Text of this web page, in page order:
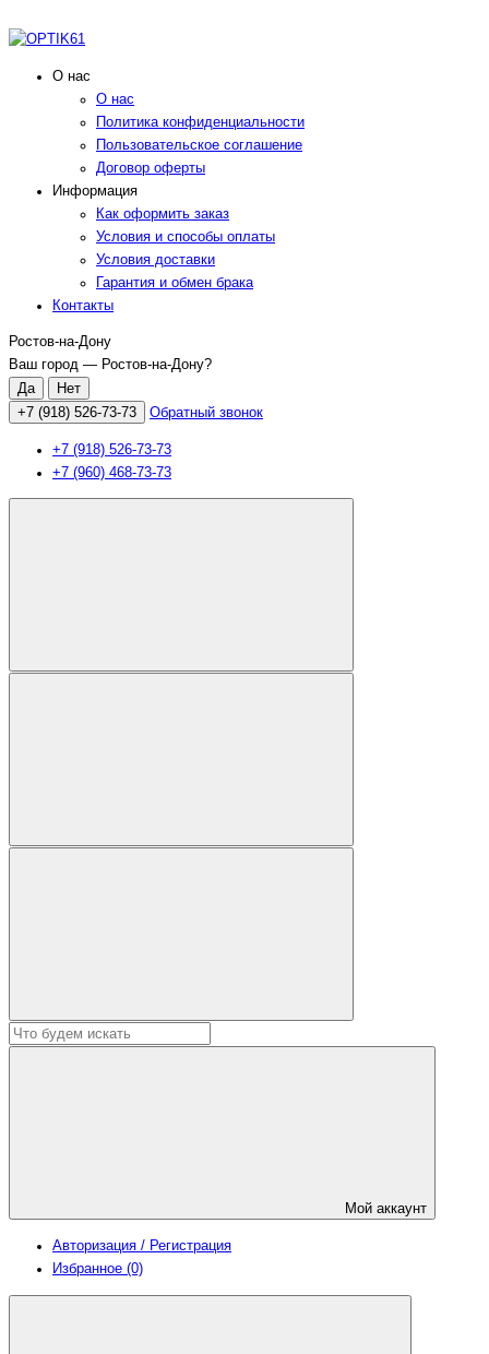
О нас
О нас
Политика конфиденциальности
Пользовательское соглашение
Договор оферты
Информация
Как оформить заказ
Условия и способы оплаты
Условия доставки
Гарантия и обмен брака
Контакты
Ростов-на-Дону
Ваш город — Ростов-на-Дону?
+7 (918) 526-73-73 Обратный звонок
+7 (918) 526-73-73
+7 (960) 468-73-73
Мой аккаунт
Авторизация / Регистрация
Избранное (0)